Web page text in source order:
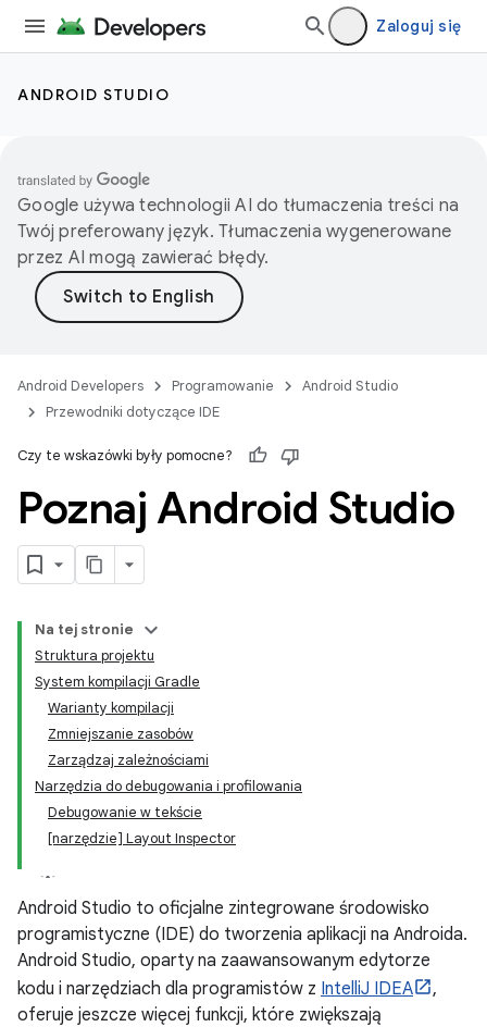
Zaloguj się
ANDROID STUDIO
Google używa technologii AI do tłumaczenia treści na
Twój preferowany język. Tłumaczenia wygenerowane
przez AI mogą zawierać błędy.
Android Developers Programowanie
Android Studio
Przewodniki dotyczące IDE
Czy te wskazówki były pomocne?
Poznaj Android Studio
Na tej stronie
Struktura projektu
System kompilacji Gradle
Warianty kompilacji
Zmniejszanie zasobów
Zarządzaj zależnościami
Narzędzia do debugowania i profilowania
Debugowanie w tekście
[narzędzie] Layout Inspector
Android Studio to oficjalne zintegrowane środowisko
programistyczne (IDE) do tworzenia aplikacji na Androida.
Android Studio, oparty na zaawansowanym edytorze
kodu i narzędziach dla programistów z IntelliJ IDEA
,
oferuje jeszcze więcej funkcji, które zwiększają